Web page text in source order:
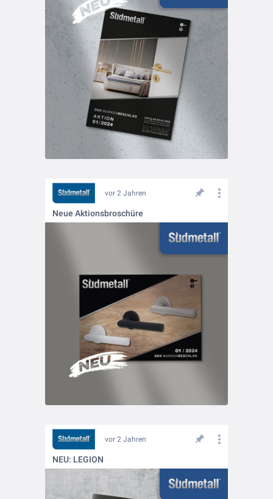
vor 2 Jahren
Neue Aktionsbroschüre
vor 2 Jahren
NEU: LEGION